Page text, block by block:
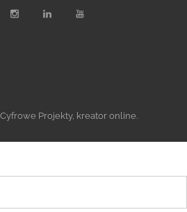
Projekty, kreator online.